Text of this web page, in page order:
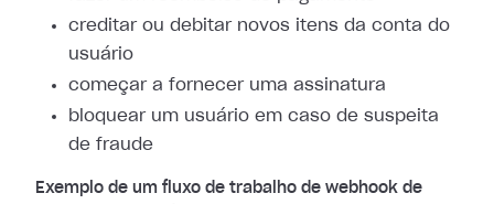
creditar ou debitar novos itens da conta do
usuário
começar a fornecer uma assinatura
bloquear um usuário em caso de suspeita
de fraude
Exemplo de um fluxo de trabalho de webhook de